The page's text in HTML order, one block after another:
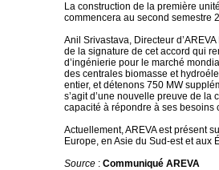
La construction de la première
commencera au second semestre
Anil Srivastava, Directeur
de la signature de cet accord qui
d’ingénierie pour le marché
des centrales biomasse et
entier, et détenons 750 MW
s’agit d’une nouvelle preuve de
capacité à répondre à ses besoins
Actuellement, AREVA est présent
Europe, en Asie du Sud-est et aux
Source : Communiqué AREVA